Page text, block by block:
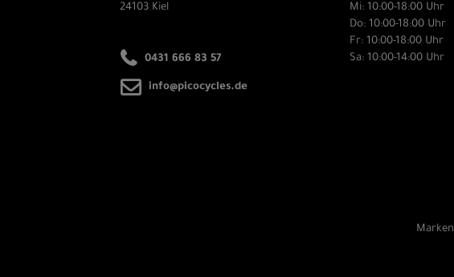
24103 Kiel
0431 666 83 57
info@picocycles.de
Mi: 10:00-18:00 Uhr
Do: 10:00-18:00 Uhr
Fr: 10:00-18:00 Uhr
Sa: 10:00-14:00 Uhr
Marken